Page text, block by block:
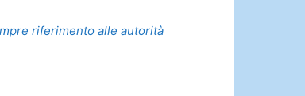
riferimento alle autorità